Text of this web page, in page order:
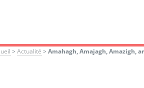
>Actualité >Amahagh, Amajagh, Amazigh,